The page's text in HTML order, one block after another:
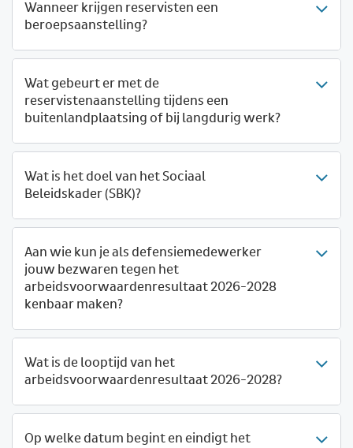
Wanneer krijgen reservisten een
beroepsaanstelling?
Wat gebeurt er met de
reservistenaanstelling tijdens een
buitenlandplaatsing of bij langdurig werk?
Wat is het doel van het Sociaal
Beleidskader (SBK)?
Aan wie kun je als defensiemedewerker
jouw bezwaren tegen het
arbeidsvoorwaardenresultaat 2026-2028
kenbaar maken?
Wat is de looptijd van het
arbeidsvoorwaardenresultaat 2026-2028?
Op welke datum begint en eindigt het